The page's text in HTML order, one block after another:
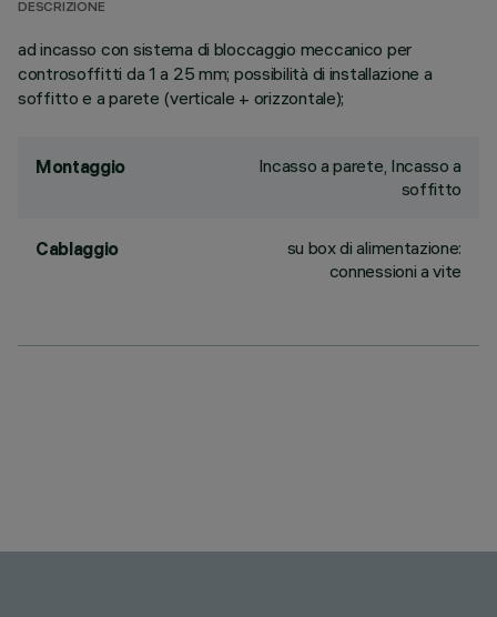
DESCRIZIONE
ad incasso con sistema di bloccaggio meccanico per
controsoffitti da 1 a 25 mm; possibilità di installazione a
soffitto e a parete (verticale + orizzontale);
Montaggio
Incasso a parete, Incasso a
soffitto
Cablaggio
su box di alimentazione:
connessioni a vite